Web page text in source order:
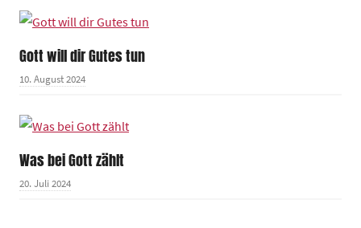
Gott will dir Gutes tun
10. August 2024
Was bei Gott zählt
20. Juli 2024